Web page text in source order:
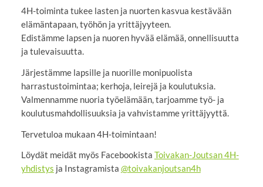
4H-toiminta tukee lasten ja nuorten kasvua kestävään
elämäntapaan, työhön ja yrittäjyyteen.
Edistämme lapsen ja nuoren hyvää elämää, onnellisuutta
ja tulevaisuutta.
Järjestämme lapsille ja nuorille monipuolista
harrastustoimintaa; kerhoja, leirejä ja koulutuksia.
Valmennamme nuoria työelämään, tarjoamme työ- ja
koulutusmahdollisuuksia ja vahvistamme yrittäjyyttä.
Tervetuloa mukaan 4H-toimintaan!
Löydät meidät myös Facebookista Toivakan-Joutsan 4H-
yhdistys ja Instagramista @toivakanjoutsan4h